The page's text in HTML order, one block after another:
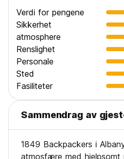
Verdi for pengene
Sikkerhet
atmosphere
Renslighet
Personale
Sted
Fasiliteter
Sammendrag av
1849 Backpackers i
atmosfære med hjelpsomt